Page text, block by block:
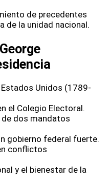
de precedentes
de la unidad nacional.
Unidos (1789-
el Colegio Electoral.
dos mandatos
gobierno federal fuerte.
conflictos
y el bienestar de la